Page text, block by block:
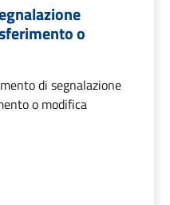
o
di segnalazione
o modifica